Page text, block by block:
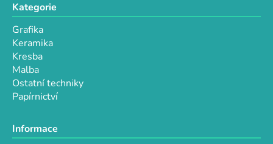
Kategorie
Grafika
Keramika
Kresba
Malba
Ostatní techniky
Papírnictví
Informace